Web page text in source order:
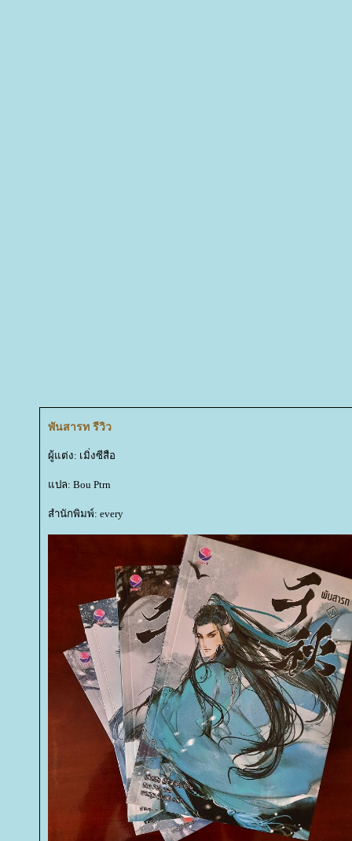
พันสารท รีวิว
ผู้แต่ง: เมิ่งซีสือ
ปล: Bou Ptrn
สำนักพิมพ์: every